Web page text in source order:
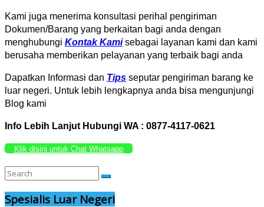
Kami juga menerima konsultasi perihal pengiriman
Dokumen/Barang yang berkaitan bagi anda dengan
menghubungi Kontak Kamisebagai layanan kami dan kami
berusaha memberikan pelayanan yang terbaik bagi anda
Dapatkan Informasi dan Tips seputar pengiriman barang ke
luar negeri. Untuk lebih lengkapnya anda bisa mengunjungi
Blog kami
Info Lebih Lanjut Hubungi WA : 0877-4117-0621
Klik disini untuk Chat Whatsapp
Spesialis Luar Negeri